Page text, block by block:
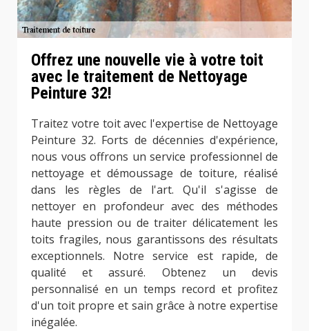
Offrez une nouvelle vie à votre toit
avec le traitement de Nettoyage
Peinture 32!
Traitez votre toit avec l'expertise de Nettoyage
Peinture 32. Forts de décennies d'expérience,
nous vous offrons un service professionnel de
nettoyage et démoussage de toiture, réalisé
dans les règles de l'art. Qu'il s'agisse de
nettoyer en profondeur avec des méthodes
haute pression ou de traiter délicatement les
toits fragiles, nous garantissons des résultats
exceptionnels. Notre service est rapide, de
qualité et assuré. Obtenez un devis
personnalisé en un temps record et profitez
d'un toit propre et sain grâce à notre expertise
inégalée.